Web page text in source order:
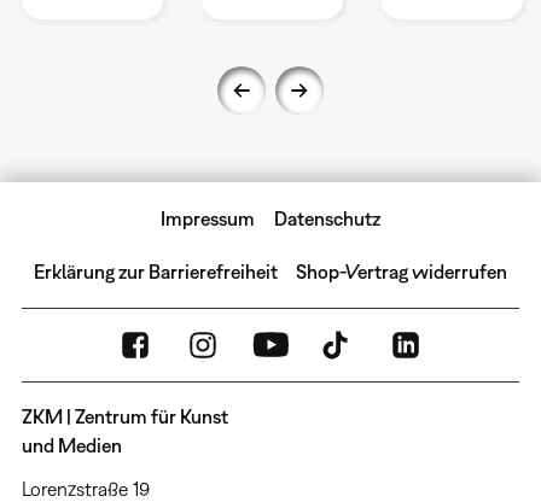
Impressum Datenschutz
Erklärung zur Barrierefreiheit Shop-Vertrag widerrufen
ZKM | Zentrum für Kunst
und Medien
Lorenzstraße 19